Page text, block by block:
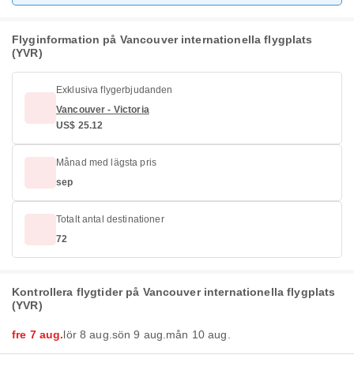
Flyginformation på Vancouver internationella flygplats
(YVR)
Exklusiva flygerbjudanden
Vancouver - Victoria
US$ 25.12
Månad med lägsta pris
sep
Totalt antal destinationer
72
Kontrollera flygtider på Vancouver internationella flygplats
(YVR)
fre 7 aug.lör 8 aug. sön 9 aug. mån 10 aug.